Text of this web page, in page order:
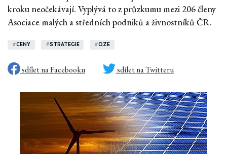
kroku neočekávají. Vyplývá to z průzkumu mezi 206 členy
Asociace malých a středních podniků a živnostníků ČR.
#CENY #STRATEGIE #OZE
sdílet na Facebooku sdílet na Twitteru